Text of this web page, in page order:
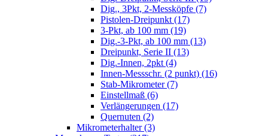
Dig., 3Pkt, 2-Messköpfe (7)
Pistolen-Dreipunkt (17)
3-Pkt, ab 100 mm (19)
Dig.-3-Pkt, ab 100 mm (13)
Dreipunkt, Serie II (13)
Dig.-Innen, 2pkt (4)
Innen-Messschr. (2 punkt) (16)
Stab-Mikrometer (7)
Einstellmaß (6)
Verlängerungen (17)
Quernuten (2)
Mikrometerhalter (3)